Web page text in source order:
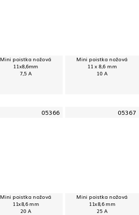
Mini poistka nožová
11x8,6mm
7,5 A
Mini poistka nožová
11 x 8,6 mm
10 A
05366
Mini poistka nožová
11x8,6 mm
20 A
05367
Mini poistka nožová
11x8,6 mm
25 A